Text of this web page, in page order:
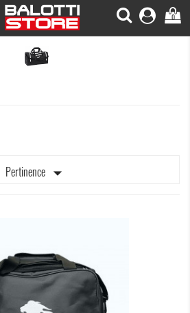
0
Pertinence 